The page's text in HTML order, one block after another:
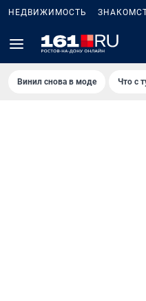
НЕДВИЖИМОСТЬ
Винил снова в моде Что с